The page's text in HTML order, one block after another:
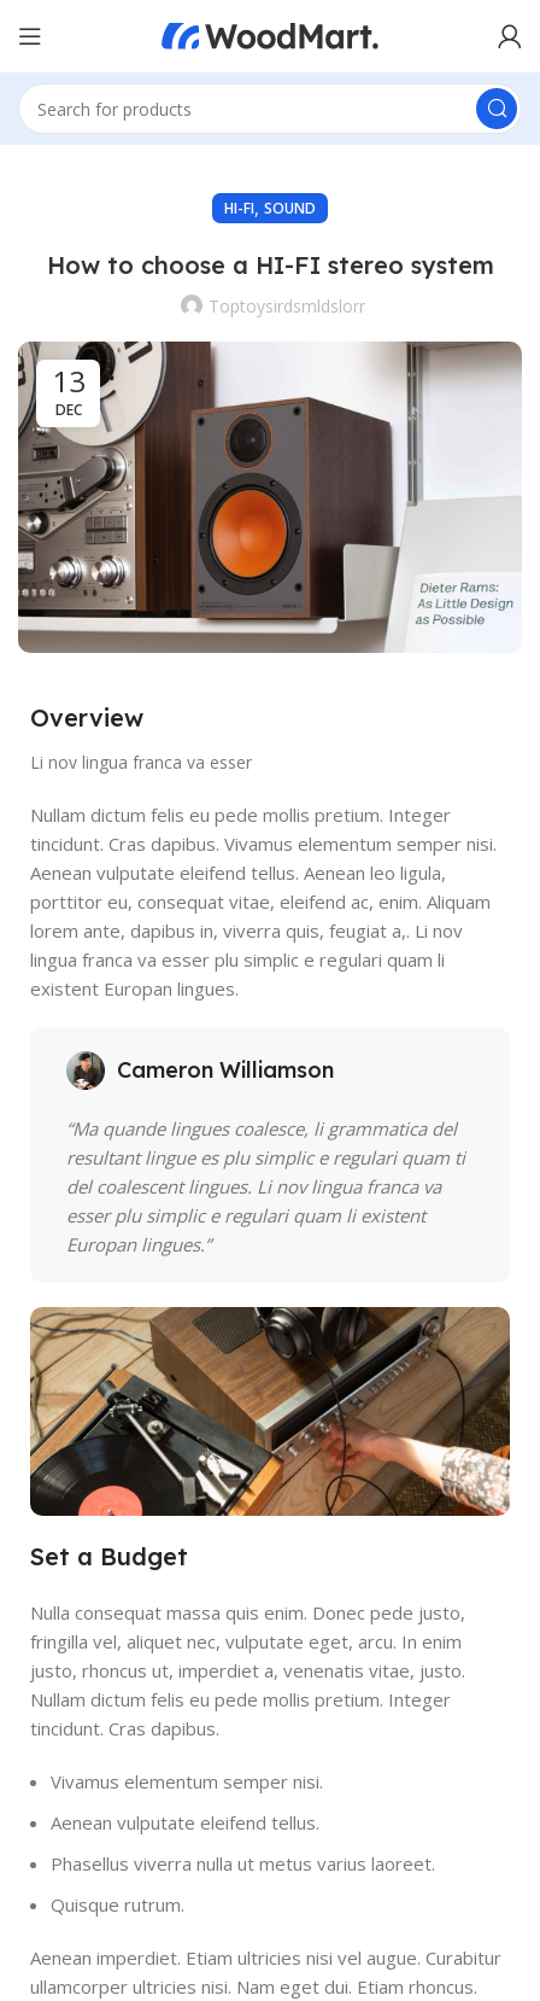
HI-FI, SOUND
How to choose a HI-FI stereo system
Toptoysirdsmldslorr
13
DEC
Overview
Li nov lingua franca va esser
Nullam dictum felis eu pede mollis pretium. Integer
tincidunt. Cras dapibus. Vivamus elementum semper nisi.
Aenean vulputate eleifend tellus. Aenean leo ligula,
porttitor eu, consequat vitae, eleifend ac, enim. Aliquam
lorem ante, dapibus in, viverra quis, feugiat a,. Li nov
lingua franca va esser plu simplic e regulari quam li
existent Europan lingues.
Cameron Williamson
“Ma quande lingues coalesce, li grammatica del
resultant lingue es plu simplic e regulari quam ti
del coalescent lingues. Li nov lingua franca va
esser plu simplic e regulari quam li existent
Europan lingues.”
Set a Budget
Nulla consequat massa quis enim. Donec pede justo,
fringilla vel, aliquet nec, vulputate eget, arcu. In enim
justo, rhoncus ut, imperdiet a, venenatis vitae, justo.
Nullam dictum felis eu pede mollis pretium. Integer
tincidunt. Cras dapibus.
Vivamus elementum semper nisi.
Aenean vulputate eleifend tellus.
Phasellus viverra nulla ut metus varius laoreet.
Quisque rutrum.
Aenean imperdiet. Etiam ultricies nisi vel augue. Curabitur
ullamcorper ultricies nisi. Nam eget dui. Etiam rhoncus.